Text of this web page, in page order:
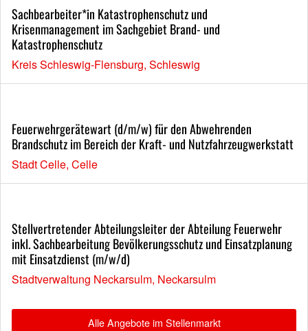
Sachbearbeiter*in Katastrophenschutz und
Krisenmanagement im Sachgebiet Brand- und
Katastrophenschutz
Kreis Schleswig-Flensburg, Schleswig
Feuerwehrgerätewart (d/m/w) für den Abwehrenden
Brandschutz im Bereich der Kraft- und Nutzfahrzeugwerkstatt
Stadt Celle, Celle
Stellvertretender Abteilungsleiter der Abteilung Feuerwehr
inkl. Sachbearbeitung Bevölkerungsschutz und Einsatzplanung
mit Einsatzdienst (m/w/d)
Stadtverwaltung Neckarsulm, Neckarsulm
Alle Angebote im Stellenmarkt